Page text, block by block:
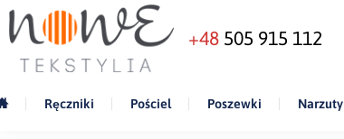
+48 505 915 112
Ręczniki Pościel Poszewki Narzuty